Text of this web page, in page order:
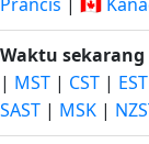
Waktu sekarang
| MST | CST | EST
SAST | MSK |